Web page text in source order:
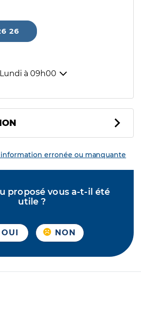
26
à 09h00
erronée ou manquante
proposé vous a-t-il été
utile ?
OUI NON